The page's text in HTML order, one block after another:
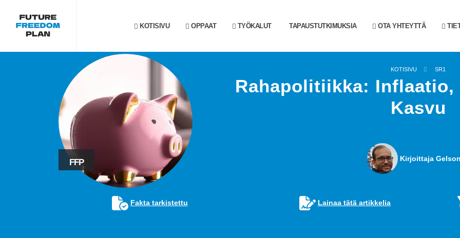
KOTISIVU OPPAAT TYÖKALUT TAPAUSTUTKIMUKSIA OTA YHTEYTTÄ
FFP
KOTISIVU SR1
Rahapolitiikka: Inflaatio,
Kasvu
Kirjoittaja
Fakta tarkistettu Lainaa tätä artikkelia